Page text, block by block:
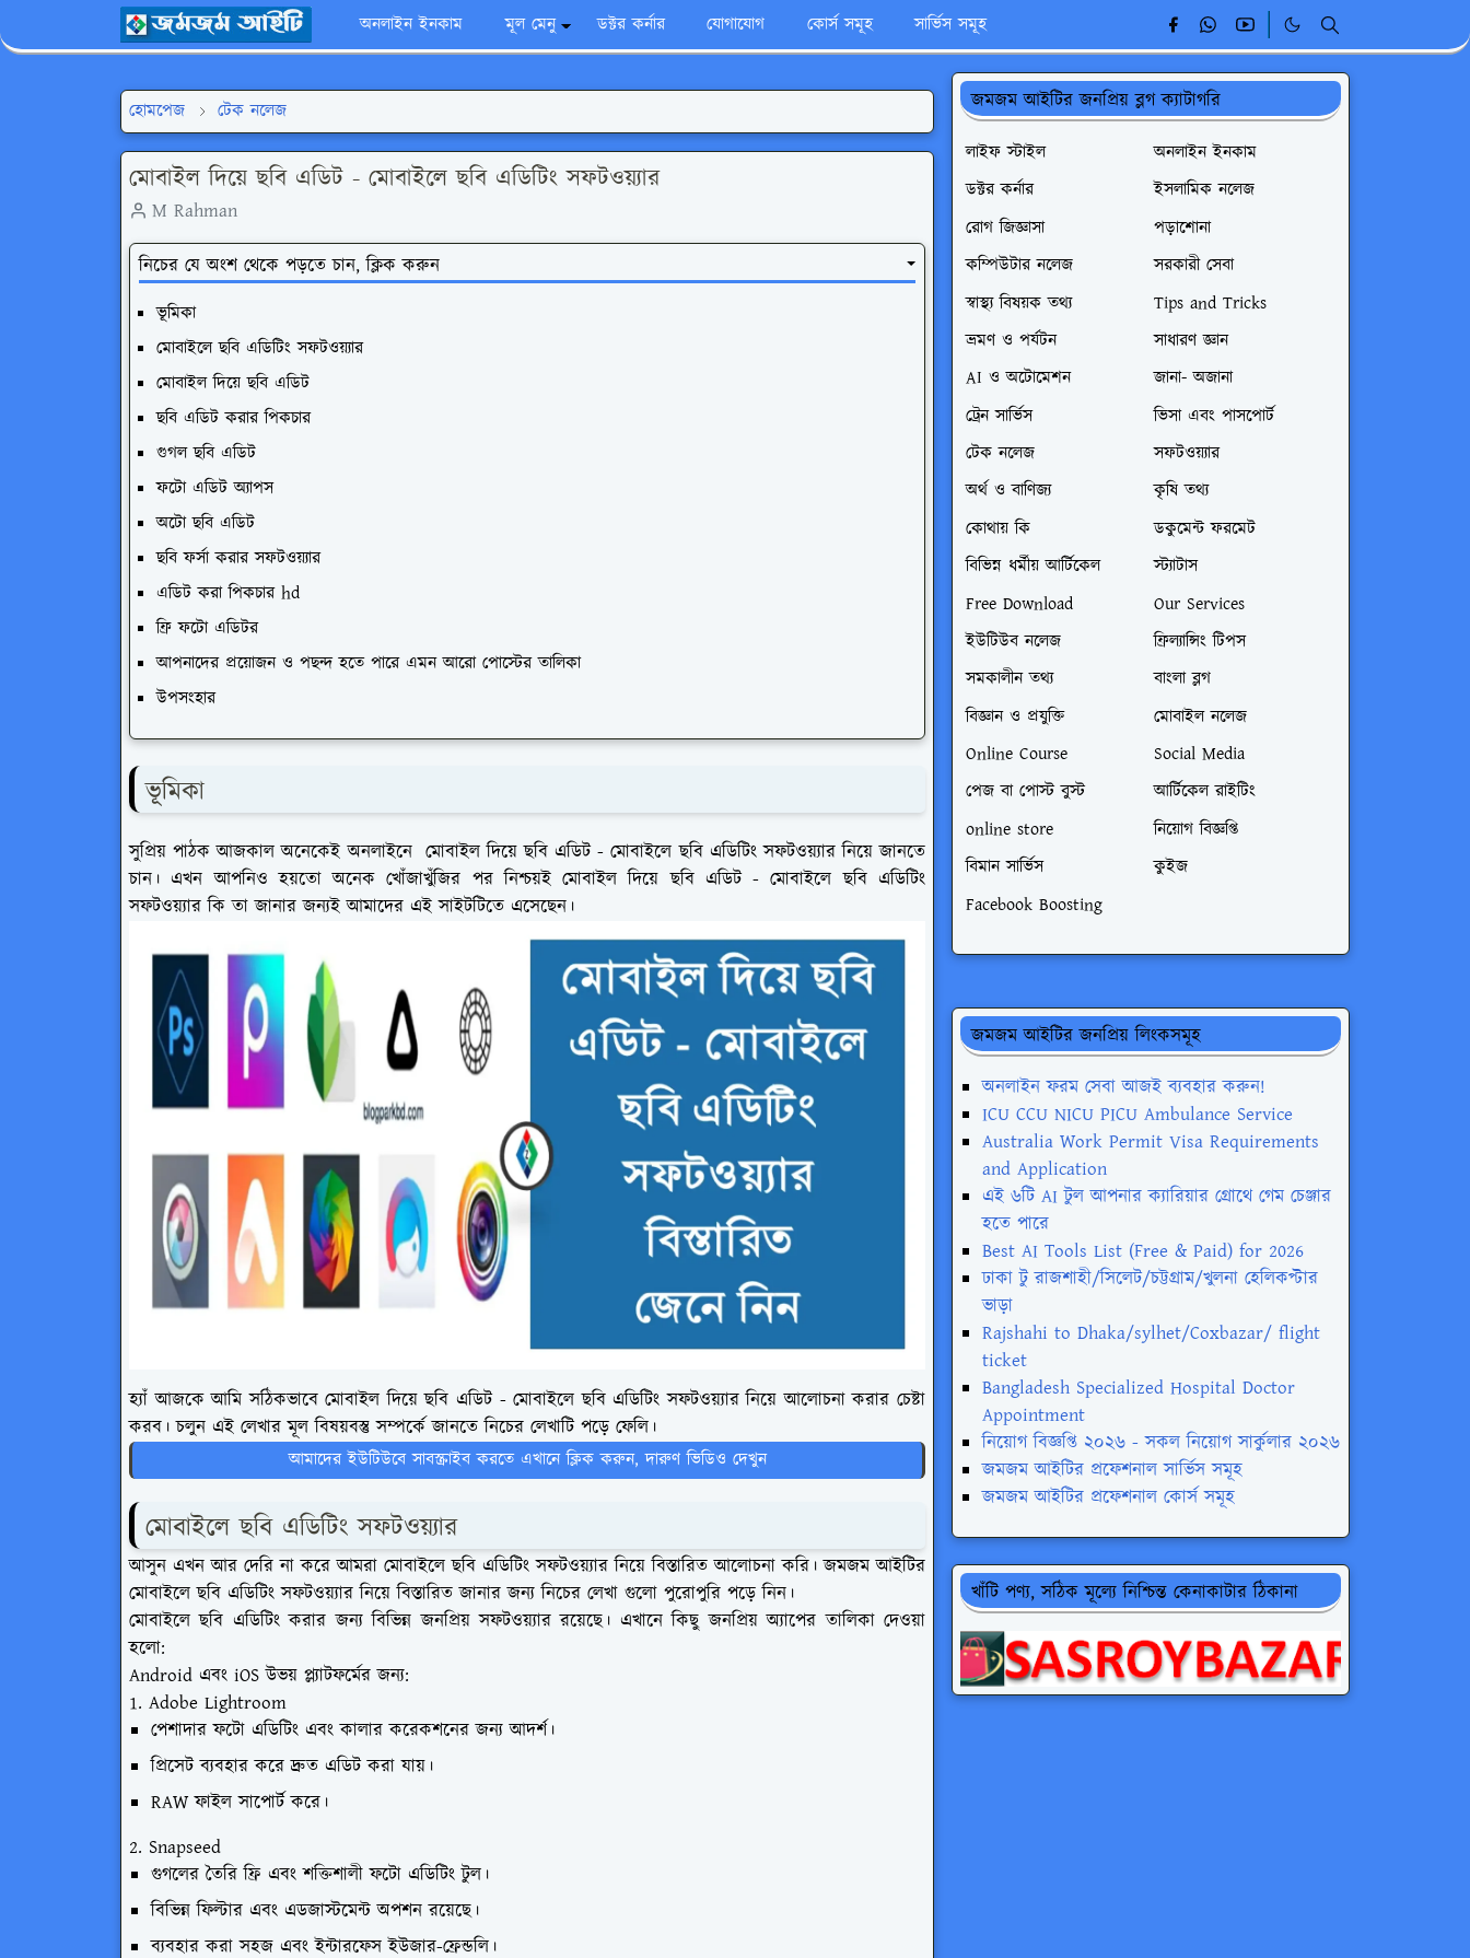
অনলাইন ইনকাম মূল মেনু ডক্টর কর্নার যোগাযোগ কোর্স সমূহ সার্ভিস সমূহ
হোমপেজ টেক নলেজ
মোবাইল দিয়ে ছবি এডিট - মোবাইলে ছবি এডিটিং সফটওয়্যার
M Rahman
নিচের যে অংশ থেকে পড়তে চান, ক্লিক করুন
ভূমিকা
মোবাইলে ছবি এডিটিং সফটওয়্যার
মোবাইল দিয়ে ছবি এডিট
ছবি এডিট করার পিকচার
গুগল ছবি এডিট
ফটো এডিট অ্যাপস
অটো ছবি এডিট
ছবি ফর্সা করার সফটওয়্যার
এডিট করা পিকচার hd
ফ্রি ফটো এডিটর
আপনাদের প্রয়োজন ও পছন্দ হতে পারে এমন আরো পোস্টের তালিকা
উপসংহার
ভূমিকা
সুপ্রিয় পাঠক আজকাল অনেকেই অনলাইনে মোবাইল দিয়ে ছবি এডিট - মোবাইলে ছবি এডিটিং সফটওয়্যার নিয়ে জানতে
চান। এখন আপনিও হয়তো অনেক খোঁজাখুঁজির পর নিশ্চয়ই মোবাইল দিয়ে ছবি এডিট - মোবাইলে ছবি এডিটিং
সফটওয়্যার কি তা জানার জন্যই আমাদের এই সাইটটিতে এসেছেন।
হ্যাঁ আজকে আমি সঠিকভাবে মোবাইল দিয়ে ছবি এডিট - মোবাইলে ছবি এডিটিং সফটওয়্যার নিয়ে আলোচনা করার চেষ্টা
করব। চলুন এই লেখার মূল বিষয়বস্তু সম্পর্কে জানতে নিচের লেখাটি পড়ে ফেলি।
আমাদের ইউটিউবে সাবস্ক্রাইব করতে এখানে ক্লিক করুন, দারুণ ভিডিও দেখুন
মোবাইলে ছবি এডিটিং সফটওয়্যার
আসুন এখন আর দেরি না করে আমরা মোবাইলে ছবি এডিটিং সফটওয়্যার নিয়ে বিস্তারিত আলোচনা করি। জমজম আইটির
মোবাইলে ছবি এডিটিং সফটওয়্যার নিয়ে বিস্তারিত জানার জন্য নিচের লেখা গুলো পুরোপুরি পড়ে নিন।
মোবাইলে ছবি এডিটিং করার জন্য বিভিন্ন জনপ্রিয় সফটওয়্যার রয়েছে। এখানে কিছু জনপ্রিয় অ্যাপের তালিকা দেওয়া
হলো:
Android এবং iOS উভয় প্ল্যাটফর্মের জন্য:
1. Adobe Lightroom
পেশাদার ফটো এডিটিং এবং কালার করেকশনের জন্য আদর্শ।
প্রিসেট ব্যবহার করে দ্রুত এডিট করা যায়।
RAW ফাইল সাপোর্ট করে।
2. Snapseed
গুগলের তৈরি ফ্রি এবং শক্তিশালী ফটো এডিটিং টুল।
বিভিন্ন ফিল্টার এবং এডজাস্টমেন্ট অপশন রয়েছে।
ব্যবহার করা সহজ এবং ইন্টারফেস ইউজার-ফ্রেন্ডলি।
জমজম আইটির জনপ্রিয় ব্লগ ক্যাটাগরি
লাইফ স্টাইল
অনলাইন ইনকাম
ডক্টর কর্নার
ইসলামিক নলেজ
রোগ জিজ্ঞাসা
পড়াশোনা
কম্পিউটার নলেজ
সরকারী সেবা
স্বাস্থ্য বিষয়ক তথ্য
Tips and Tricks
ভ্রমণ ও পর্যটন
সাধারণ জ্ঞান
AI ও অটোমেশন
জানা- অজানা
ট্রেন সার্ভিস
ভিসা এবং পাসপোর্ট
টেক নলেজ
সফটওয়্যার
অর্থ ও বাণিজ্য
কৃষি তথ্য
কোথায় কি
ডকুমেন্ট ফরমেট
বিভিন্ন ধর্মীয় আর্টিকেল
স্ট্যাটাস
Free Download
Our Services
ইউটিউব নলেজ
ফ্রিল্যান্সিং টিপস
সমকালীন তথ্য
বাংলা ব্লগ
বিজ্ঞান ও প্রযুক্তি
মোবাইল নলেজ
Online Course
Social Media
পেজ বা পোস্ট বুস্ট
আর্টিকেল রাইটিং
online store
নিয়োগ বিজ্ঞপ্তি
বিমান সার্ভিস
কুইজ
Facebook Boosting
জমজম আইটির জনপ্রিয় লিংকসমূহ
অনলাইন ফরম সেবা আজই ব্যবহার করুন!
ICU CCU NICU PICU Ambulance Service
Australia Work Permit Visa Requirements
and Application
এই ৬টি AI টুল আপনার ক্যারিয়ার গ্রোথে গেম চেঞ্জার
হতে পারে
Best AI Tools List (Free & Paid) for 2026
ঢাকা টু রাজশাহী/সিলেট/চট্টগ্রাম/খুলনা হেলিকপ্টার
ভাড়া
Rajshahi to Dhaka/sylhet/Coxbazar/ flight
ticket
Bangladesh Specialized Hospital Doctor
Appointment
নিয়োগ বিজ্ঞপ্তি ২০২৬ - সকল নিয়োগ সার্কুলার ২০২৬
জমজম আইটির প্রফেশনাল সার্ভিস সমূহ
জমজম আইটির প্রফেশনাল কোর্স সমূহ
খাঁটি পণ্য, সঠিক মূল্যে নিশ্চিন্ত কেনাকাটার ঠিকানা